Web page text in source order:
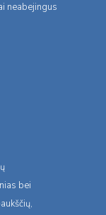
neabejingus
bei